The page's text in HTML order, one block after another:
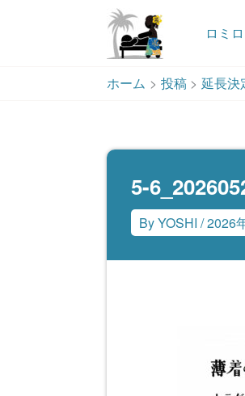
ロミ
ホーム 投稿 延長決
5-
ByYOSHI /2026